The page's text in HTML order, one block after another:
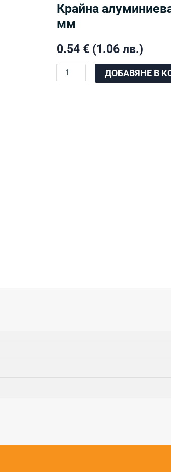
Крайна
мм
0.54 € (1.06 лв.)
количество
за
ДОБАВЯНЕ В